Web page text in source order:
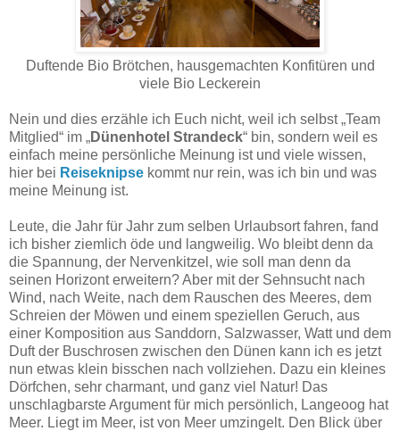
Duftende Bio Brötchen, hausgemachten Konfitüren und
viele Bio Leckerein
Nein und dies erzähle ich Euch nicht, weil ich selbst „Team
Mitglied“ im „Dünenhotel Strandeck“ bin, sondern weil es
einfach meine persönliche Meinung ist und viele wissen,
hier bei Reiseknipse kommt nur rein, was ich bin und was
meine Meinung ist.
Leute, die Jahr für Jahr zum selben Urlaubsort fahren, fand
ich bisher ziemlich öde und langweilig. Wo bleibt denn da
die Spannung, der Nervenkitzel, wie soll man denn da
seinen Horizont erweitern? Aber mit der Sehnsucht nach
Wind, nach Weite, nach dem Rauschen des Meeres, dem
Schreien der Möwen und einem speziellen Geruch, aus
einer Komposition aus Sanddorn, Salzwasser, Watt und dem
Duft der Buschrosen zwischen den Dünen kann ich es jetzt
nun etwas klein bisschen nach vollziehen. Dazu ein kleines
Dörfchen, sehr charmant, und ganz viel Natur! Das
unschlagbarste Argument für mich persönlich, Langeoog hat
Meer. Liegt im Meer, ist von Meer umzingelt. Den Blick über